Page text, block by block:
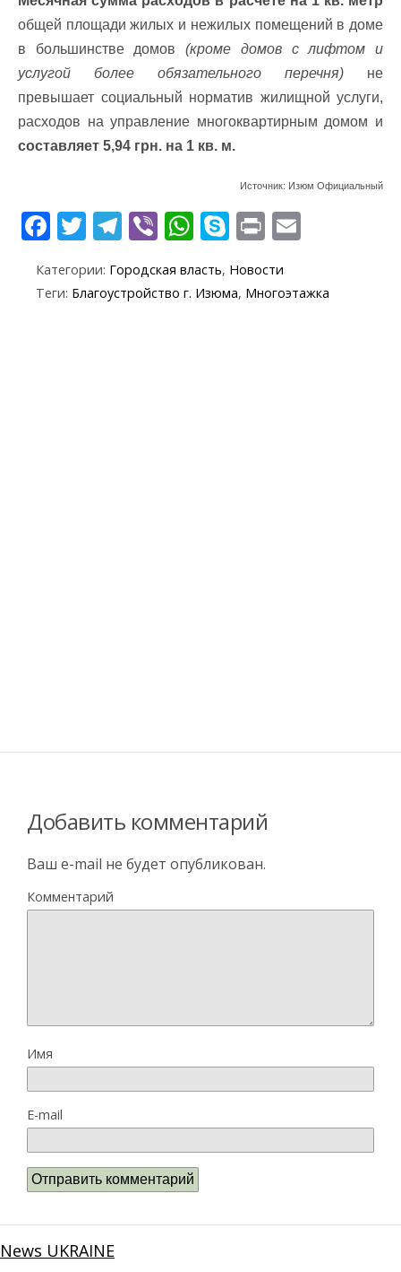
общей площади жилых и нежилых помещений в доме
в большинстве домов(кроме домов с лифтом и
услугой более обязательного перечня) не
превышает социальный норматив жилищной услуги,
расходов на управление многоквартирным домом и
составляет 5,94 грн. на 1 кв. м.
Источник: Изюм Официальный
F
e
T
itt
er
T
e
gr
Vi
er
W
at
S
y
p
Pr
t ai
Категории: Городская власть, Новости
Теги: Благоустройство г. Изюма, Многоэтажка
Добавить комментарий
Ваш e-mail не будет опубликован.
Комментарий
Имя
E-mail
News UKRAINE